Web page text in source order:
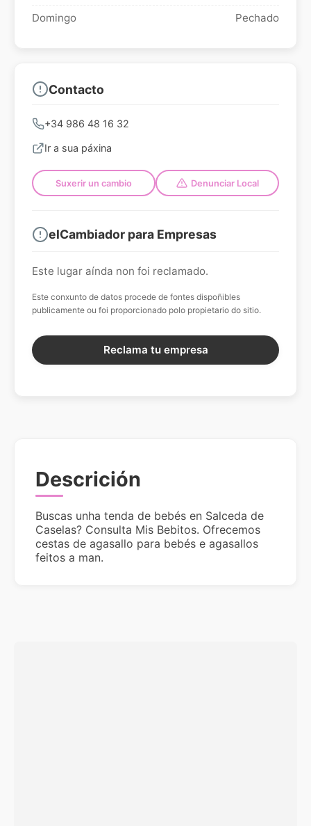
Domingo
Pechado
Contacto
+34 986 48 16 32
Ir a sua páxina
Suxerir un cambio Denunciar Local
elCambiador para Empresas
Este lugar aínda non foi reclamado.
Este conxunto de datos procede de fontes dispoñibles
publicamente ou foi proporcionado polo propietario do sitio.
Reclama tu empresa
Descrición
Buscas unha tenda de bebés en Salceda de
Caselas? Consulta Mis Bebitos. Ofrecemos
cestas de agasallo para bebés e agasallos
feitos a man.